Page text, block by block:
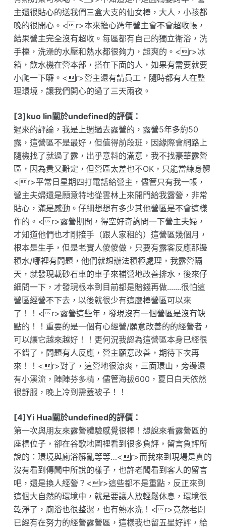
主還很貼心的送我們三盒大支的仙女棒，大人，小孩都
晚的很開心。<r>本來擔心跨年營主會不會超收帳，
結果營主完全沒有超收。每區都有自己的獨立衛浴，洗
手檯，洗澡的水壓和熱水都很夠力，超爽的。<r>冰
箱，飲水機在營本部，搭在下面的人，如果有需要就要
小爬一下囉。<r>營主還有請員工，隨時都有人在整
理環境，讓我們開心的過了三天兩夜。
[3]kuo lin關於undefined的評價：
遲來的評論，我是上週過去露營的，露營5年多約50
露，這營區不是最好，但值得前段班，因緣際會網路上
隨機找了就過了露，出乎意料的滿意，我不找豪華露營
區，因為貴又難定，但營區太差也不OK，只能當練身體
<r>平常日星期四打電話給營主，儘管只有我一帳，
營主夫婦還是願意特地從雲林上來開門給我露營，非常
貼心，滿是感動。仔細想想有多少其他營區是不會這樣
作的。<r>露營期間，得空好奇詢問一下營主夫婦，
才知道他們也才剛接手（跟人家租的）這營區幾個月，
根本是生手，但是老實人傻傻做，只要有露客反應那邊
積水/哪裡有問題，他們就想辦法積極處理，我露營隔
天，就發現載砂石車的車子來補營地改善排水，後來仔
細問一下，才發現根本到目前都是賠錢再做.......很怕這
營區經營不下去，以後就很少有這麼棒營區可以來
了！！<r>露營這些年，發現沒有一個營區是沒有缺
點的！！重要的是一個有心經營/願意改善的的經營者，
可以讓它越來越好！！更何況我認為這營區本身已經很
不錯了，問題有人反應，營主願意改善，期待下次再
來！！<r>對了，這營地很涼爽，三面環山，旁邊還
有小溪流，陣陣芬多精，儘管海拔600，夏日白天依然
很舒服，晚上冷到需蓋被子！！
[4]Yi Hua關於undefined的評價：
第一次與朋友來露營體驗感覺很棒！想說來看露營區的
座標位子，卻在谷歌地圖裡看到很多負評，留言負評所
說的：環境與廁浴髒亂等等…<r>而我來到現場是真的
沒有看到傳聞中所說的樣子，也許老闆看到客人的留言
吧，還是換人經營？<r>這些都不是重點，反正來到
這個大自然的環境中，就是要讓人放輕鬆休息，環境很
乾淨了，廁浴也很整潔，也有熱水洗！<r>竟然老闆
已經有在努力的經營露營區，這樣我也留五星好評，給